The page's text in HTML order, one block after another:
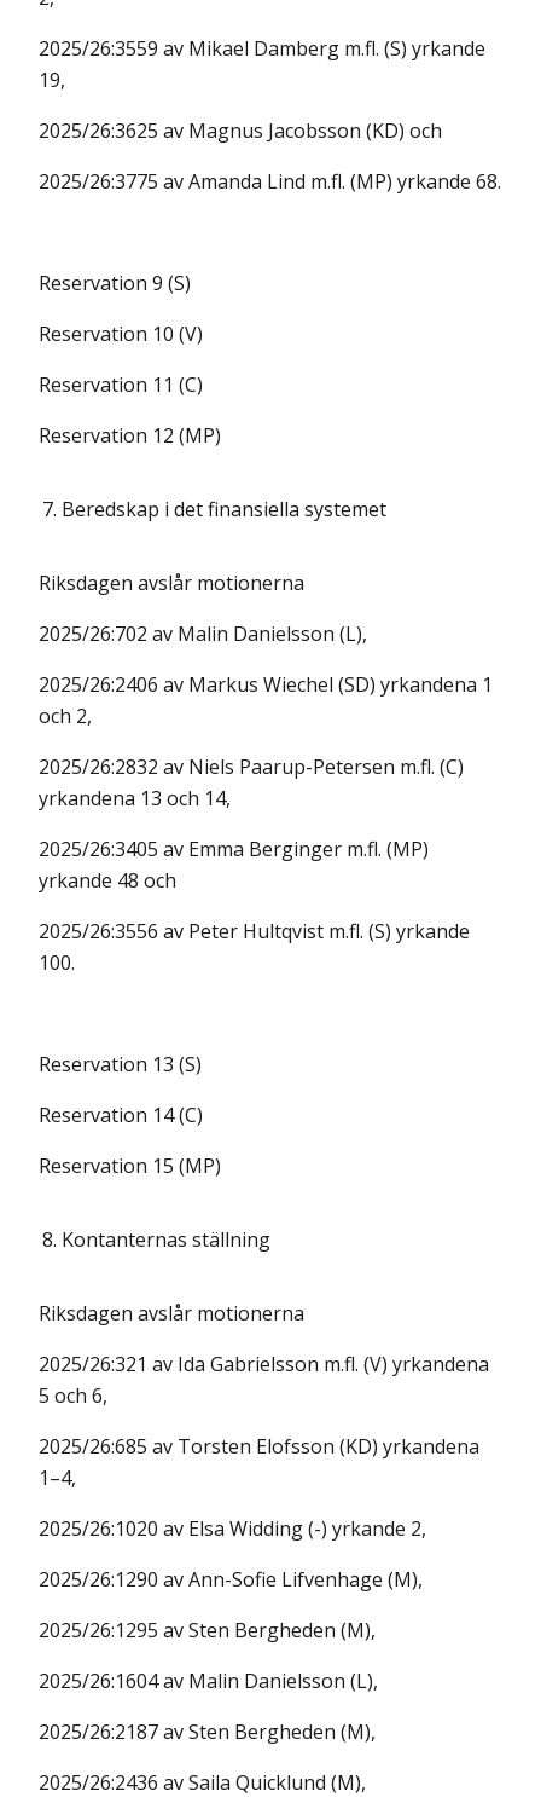
2025/26:3559 av Mikael Damberg m.fl. (S) yrkande
19,
2025/26:3625 av Magnus Jacobsson (KD) och
2025/26:3775 av Amanda Lind m.fl. (MP) yrkande 68.
Reservation 9 (S)
Reservation 10 (V)
Reservation 11 (C)
Reservation 12 (MP)
7. Beredskap i det finansiella systemet
Riksdagen avslår motionerna
2025/26:702 av Malin Danielsson (L),
2025/26:2406 av Markus Wiechel (SD) yrkandena 1
och 2,
2025/26:2832 av Niels Paarup-Petersen m.fl. (C)
yrkandena 13 och 14,
2025/26:3405 av Emma Berginger m.fl. (MP)
yrkande 48 och
2025/26:3556 av Peter Hultqvist m.fl. (S) yrkande
100.
Reservation 13 (S)
Reservation 14 (C)
Reservation 15 (MP)
8. Kontanternas ställning
Riksdagen avslår motionerna
2025/26:321 av Ida Gabrielsson m.fl. (V) yrkandena
5 och 6,
2025/26:685 av Torsten Elofsson (KD) yrkandena
1–4,
2025/26:1020 av Elsa Widding (-) yrkande 2,
2025/26:1290 av Ann-Sofie Lifvenhage (M),
2025/26:1295 av Sten Bergheden (M),
2025/26:1604 av Malin Danielsson (L),
2025/26:2187 av Sten Bergheden (M),
2025/26:2436 av Saila Quicklund (M),